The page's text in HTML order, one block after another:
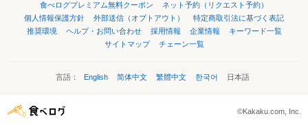
食べログプレミアム無料クーポン
ネット予約（リクエスト予約）
個人情報保護方針
外部送信（オプトアウト）
特定商取引法に基づく表記
推奨環境
ヘルプ・お問い合わせ 採用情報 企業情報
キーワード一覧
サイトマップ
チェーン一覧
言語： English 简体中文 繁體中文 한국어 日本語
©Kakaku.com, Inc.